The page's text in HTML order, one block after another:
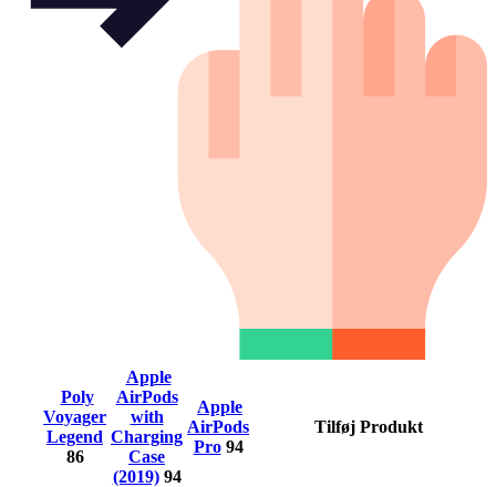
Poly
Voyager
Legend
86
Apple
AirPods
with
Charging
Case
(2019) 94
Apple
AirPods
Pro 94
Tilføj Produkt